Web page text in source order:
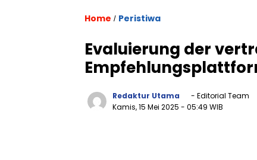
Home / Peristiwa
Evaluierung der
Redaktur Utama
- Editorial Team
Kamis, 15 Mei 2025 - 05:49 WIB